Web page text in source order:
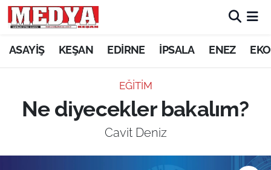
ASAYİŞ KEŞAN EDİRNE İPSALA ENEZ
EĞİTİM
Ne diyecekler bakalım?
Cavit Deniz
KEŞAN
ASAYİŞ